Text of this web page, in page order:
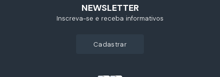
NEWSLETTER
Inscreva-se e receba informativos
cadastrar